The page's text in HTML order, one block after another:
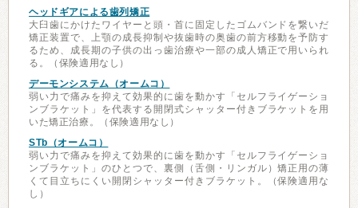
ヘッドギアによる歯列矯正
大臼歯にかけたワイヤーと頭・首に固定したゴムバンドを繋いだ
矯正装置で、上顎の成長抑制や抜歯時の奥歯の前方移動を予防す
るため、成長期の子供の出っ歯治療や一部の成人矯正で用いられ
る。（保険適用なし）
デーモンシステム（オームコ）
弱い力で痛みを抑えて効果的に歯を動かす「セルフライゲーショ
ンブラケット」を代表する開閉式シャッター付きブラケットを用
いた矯正治療。（保険適用なし）
STb（オームコ）
弱い力で痛みを抑えて効果的に歯を動かす「セルフライゲーショ
ンブラケット」のひとつで、裏側（舌側・リンガル）矯正用の薄
くて目立ちにくい開閉シャッター付きブラケット。（保険適用な
し）